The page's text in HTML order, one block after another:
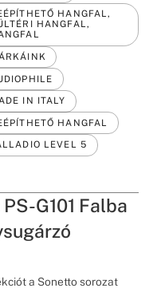
HANGFAL,
HANGFAL,
IN ITALY
HANGFAL
LEVEL 5
G101 Falba
a Sonetto sorozat